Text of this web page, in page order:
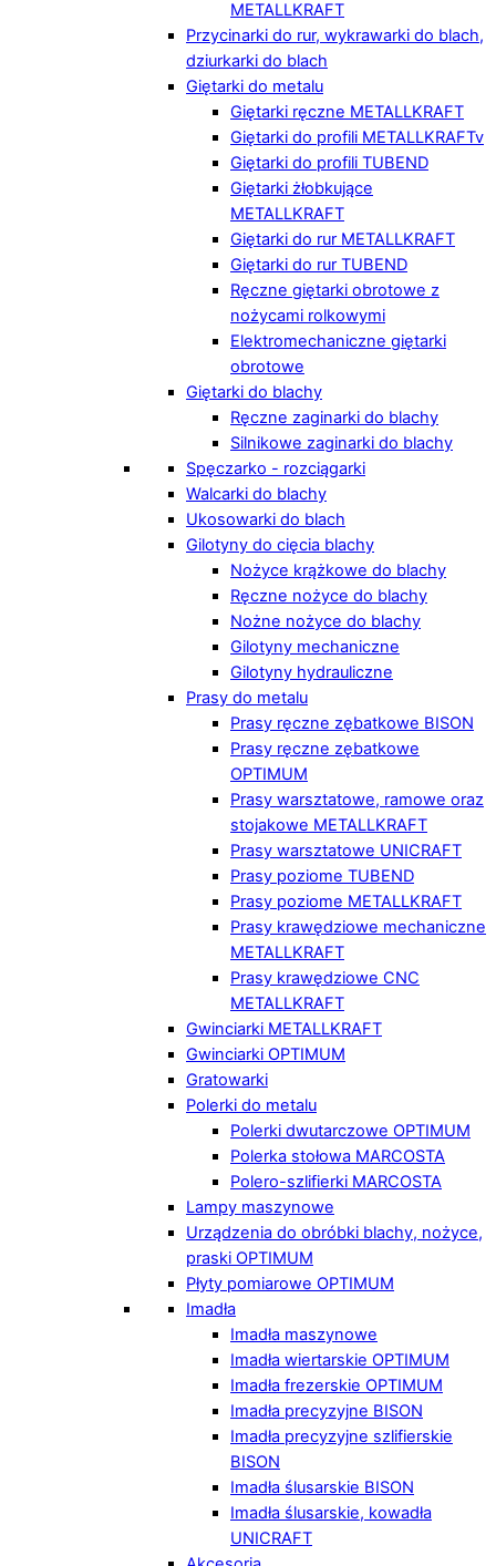
METALLKRAFT
Przycinarki do rur, wykrawarki do blach,
dziurkarki do blach
Giętarki do metalu
Giętarki ręczne METALLKRAFT
Giętarki do profili METALLKRAFTv
Giętarki do profili TUBEND
Giętarki żłobkujące
METALLKRAFT
Giętarki do rur METALLKRAFT
Giętarki do rur TUBEND
Ręczne giętarki obrotowe z
nożycami rolkowymi
Elektromechaniczne giętarki
obrotowe
Giętarki do blachy
Ręczne zaginarki do blachy
Silnikowe zaginarki do blachy
Spęczarko - rozciągarki
Walcarki do blachy
Ukosowarki do blach
Gilotyny do cięcia blachy
Nożyce krążkowe do blachy
Ręczne nożyce do blachy
Nożne nożyce do blachy
Gilotyny mechaniczne
Gilotyny hydrauliczne
Prasy do metalu
Prasy ręczne zębatkowe BISON
Prasy ręczne zębatkowe
OPTIMUM
Prasy warsztatowe, ramowe oraz
stojakowe METALLKRAFT
Prasy warsztatowe UNICRAFT
Prasy poziome TUBEND
Prasy poziome METALLKRAFT
Prasy krawędziowe mechaniczne
METALLKRAFT
Prasy krawędziowe CNC
METALLKRAFT
Gwinciarki METALLKRAFT
Gwinciarki OPTIMUM
Gratowarki
Polerki do metalu
Polerki dwutarczowe OPTIMUM
Polerka stołowa MARCOSTA
Polero-szlifierki MARCOSTA
Lampy maszynowe
Urządzenia do obróbki blachy, nożyce,
praski OPTIMUM
Płyty pomiarowe OPTIMUM
Imadła
Imadła maszynowe
Imadła wiertarskie OPTIMUM
Imadła frezerskie OPTIMUM
Imadła precyzyjne BISON
Imadła precyzyjne szlifierskie
BISON
Imadła ślusarskie BISON
Imadła ślusarskie, kowadła
UNICRAFT